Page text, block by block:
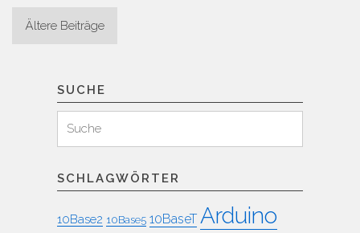
Beitragsnavigation
Ältere Beiträge
SUCHE
für:
Suchen
SCHLAGWÖRTER
10Base2 10Base5 10BaseT Arduino